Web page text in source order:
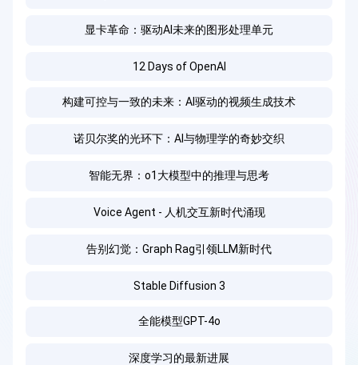
显卡革命：驱动AI未来的图形处理单元
12 Days of OpenAI
构建可控与一致的未来：AI驱动的视频生成技术
诺贝尔奖的光环下：AI与物理学的奇妙交织
智能无界：o1大模型中的推理与思考
Voice Agent - 人机交互新时代涌现
告别幻觉：Graph Rag引领LLM新时代
Stable Diffusion 3
全能模型GPT-4o
深度学习的最新进展